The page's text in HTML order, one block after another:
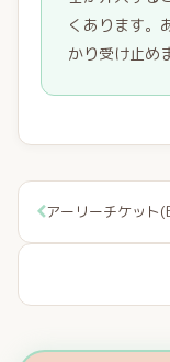
くあります。
かり受け止め
アーリーチケッ